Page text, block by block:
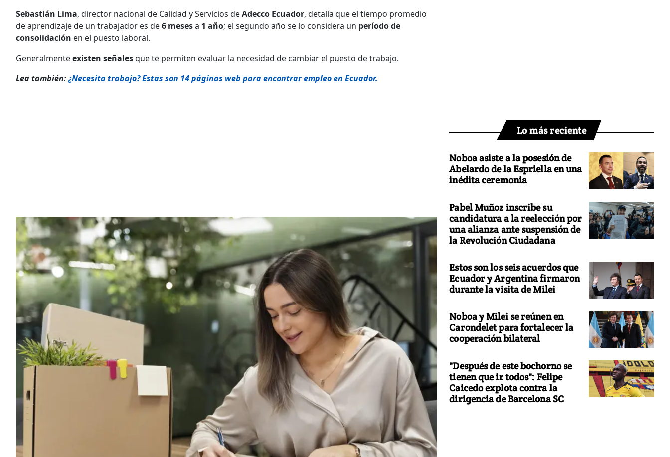
Sebastián Lima, director nacional de Calidad y Servicios deAdecco Ecuador, detalla que el tiempo promedio
de aprendizaje de un trabajador es de6 mesesa 1 año; el segundo año se lo considera un período de
consolidación en el puesto laboral.
Generalmenteexisten señalesque te permiten evaluar la necesidad de cambiar el puesto de trabajo.
Lea también:¿Necesita trabajo? Estas son 14 páginas web para encontrar empleo en Ecuador.
Lo más reciente
Noboa asiste a la posesión de
Abelardo de la Espriella en una
inédita ceremonia
Pabel Muñoz inscribe su
candidatura a la reelección por
una alianza ante suspensión de
la Revolución Ciudadana
Estos son los seis acuerdos que
Ecuador y Argentina firmaron
durante la visita de Milei
Noboa y Milei se reúnen en
Carondelet para fortalecer la
cooperación bilateral
"Después de este bochorno se
tienen que ir todos": Felipe
Caicedo explota contra la
dirigencia de Barcelona SC